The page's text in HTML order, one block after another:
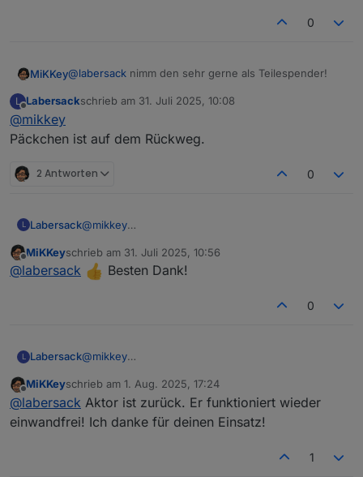
0
MiKKey@labersack nimm den sehr gerne als Teilespender!
Nur so macht es für alle Sinn!
Rücksendelabel ist auf dem Weg.
L
Offline
Labersackschrieb am 31. Juli 2025, 10:08
zuletzt editiert von
@mikkey
Päckchen ist auf dem Rückweg.
2 Antworten 0
L Labersack@mikkey
Offline
MiKKeyschrieb am 31. Juli 2025, 10:56
zuletzt editiert von
@labersack Besten Dank!
0
L Labersack@mikkey
Offline
MiKKeyschrieb am 1. Aug. 2025, 17:24
zuletzt editiert von
@labersack Aktor ist zurück. Er funktioniert wieder
einwandfrei! Ich danke für deinen Einsatz!
1